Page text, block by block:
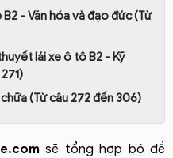
B2 - Văn hóa và đạo đức (Từ
lái xe ô tô B2 - Kỹ
(Từ câu 272 đến 306)
sẽ tổng hợp bộ đề